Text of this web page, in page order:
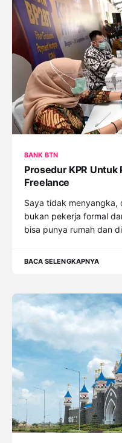
BANK BTN
Prosedur KPR Untuk
Freelance
Saya tidak menyangka,
bukan pekerja formal
bisa punya rumah dan
BACA SELENGKAPNYA